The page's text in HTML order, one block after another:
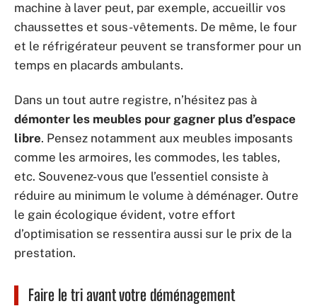
machine à laver peut, par exemple, accueillir vos
chaussettes et sous-vêtements. De même, le four
et le réfrigérateur peuvent se transformer pour un
temps en placards ambulants.
Dans un tout autre registre, n’hésitez pas à
démonter les meubles pour gagner plus d’espace
libre. Pensez notamment aux meubles imposants
comme les armoires, les commodes, les tables,
etc. Souvenez-vous que l’essentiel consiste à
réduire au minimum le volume à déménager. Outre
le gain écologique évident, votre effort
d’optimisation se ressentira aussi sur le prix de la
prestation.
Faire le tri avant votre déménagement